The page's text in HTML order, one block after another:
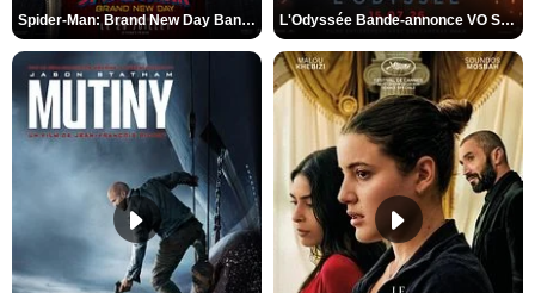
Spider-Man: Brand New Day Bande-annonce VO STFR L'Odyssée Bande-annonce VO STFR